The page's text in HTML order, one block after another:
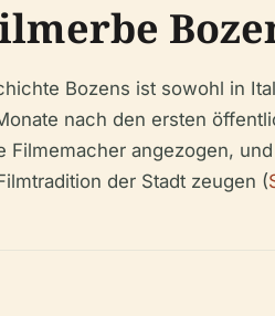
Bozens ist sowohl in
nach den ersten
Filmemacher angezogen,
der Stadt zeugen (